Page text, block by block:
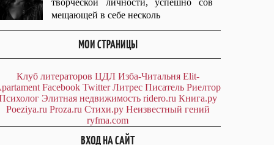
творческой личности, успешно сов
мещающей в себе несколь
МОИ СТРАНИЦЫ
Клуб литераторов ЦДЛ Изба-Читальня Elit-
Facebook Twitter Литрес Писатель Риелтор
Элитная недвижимость ridero.ru Книга.ру
Poeziya.ru Proza.ru Стихи.ру Неизвестный гений
ryfma.com
ВХОД НА САЙТ